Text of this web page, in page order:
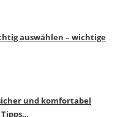
auswählen – wichtige
und komfortabel